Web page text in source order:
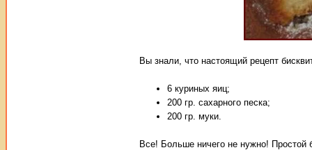
Вы знали, что настоящий рецепт
6 куриных яиц;
200 гр. сахарного песка;
200 гр. муки.
Все! Больше ничего не нужно! Простой